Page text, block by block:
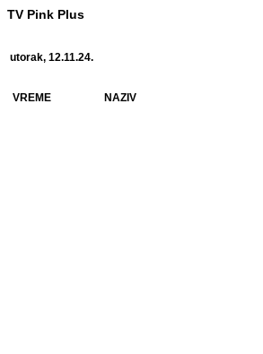
TV Pink Plus
utorak, 12.11.24.
VREME NAZIV